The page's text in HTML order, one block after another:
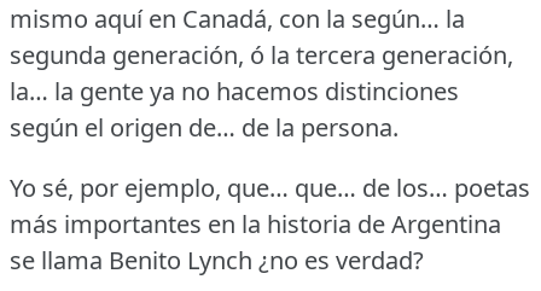
mismo aquí en Canadá, con la según… la
segunda generación, ó la tercera generación,
la… la gente ya no hacemos distinciones
según el origen de… de la persona.
Yo sé, por ejemplo, que… que… de los… poetas
más importantes en la historia de Argentina
se llama Benito Lynch ¿no es verdad?